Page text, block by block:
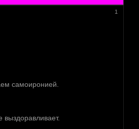
1
самоиронией.
выздоравливает.